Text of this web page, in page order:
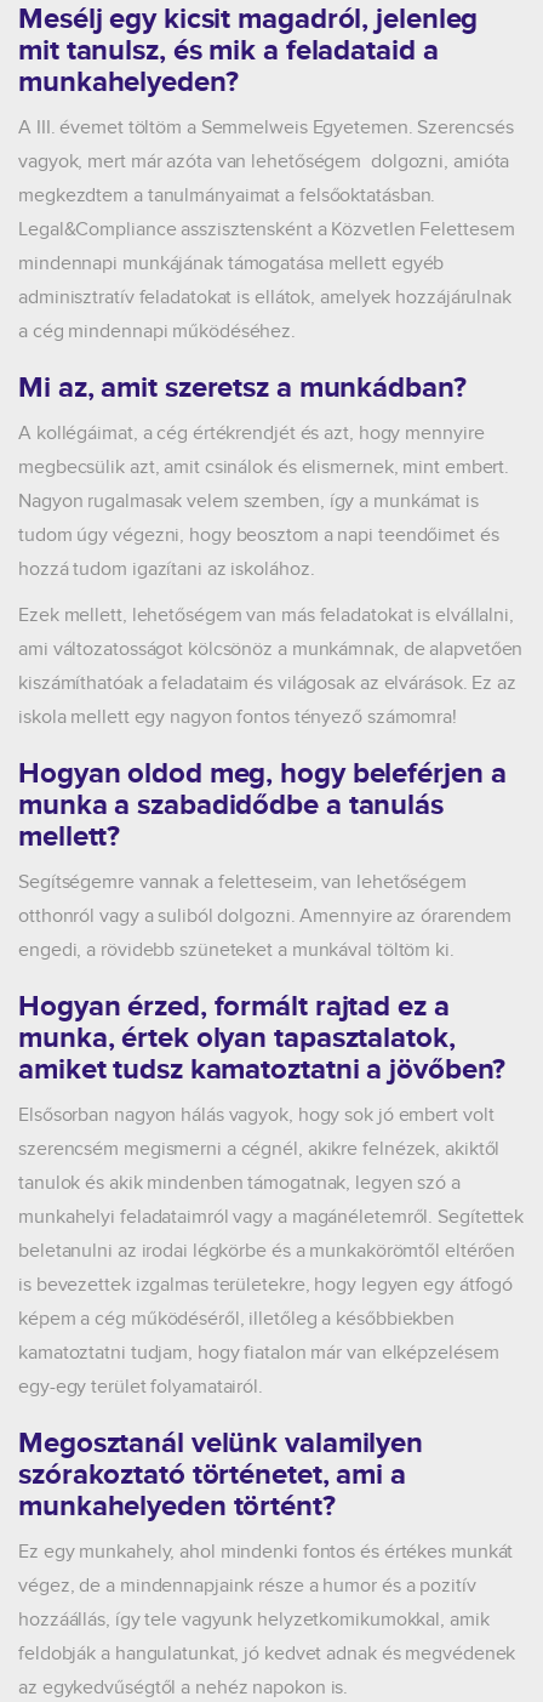
Mesélj egy kicsit magadról, jelenleg
mit tanulsz, és mik a feladataid a
munkahelyeden?
A III. évemet töltöm a Semmelweis Egyetemen. Szerencsés
vagyok, mert már azóta van lehetőségem dolgozni, amióta
megkezdtem a tanulmányaimat a felsőoktatásban.
Legal&Compliance asszisztensként a Közvetlen Felettesem
mindennapi munkájának támogatása mellett egyéb
adminisztratív feladatokat is ellátok, amelyek hozzájárulnak
a cég mindennapi működéséhez.
Mi az, amit szeretsz a munkádban?
A kollégáimat, a cég értékrendjét és azt, hogy mennyire
megbecsülik azt, amit csinálok és elismernek, mint embert.
Nagyon rugalmasak velem szemben, így a munkámat is
tudom úgy végezni, hogy beosztom a napi teendőimet és
hozzá tudom igazítani az iskolához.
Ezek mellett, lehetőségem van más feladatokat is elvállalni,
ami változatosságot kölcsönöz a munkámnak, de alapvetően
kiszámíthatóak a feladataim és világosak az elvárások. Ez az
iskola mellett egy nagyon fontos tényező számomra!
Hogyan oldod meg, hogy beleférjen a
munka a szabadidődbe a tanulás
mellett?
Segítségemre vannak a feletteseim, van lehetőségem
otthonról vagy a suliból dolgozni. Amennyire az órarendem
engedi, a rövidebb szüneteket a munkával töltöm ki.
Hogyan érzed, formált rajtad ez a
munka, értek olyan tapasztalatok,
amiket tudsz kamatoztatni a jövőben?
Elsősorban nagyon hálás vagyok, hogy sok jó embert volt
szerencsém megismerni a cégnél, akikre felnézek, akiktől
tanulok és akik mindenben támogatnak, legyen szó a
munkahelyi feladataimról vagy a magánéletemről. Segítettek
beletanulni az irodai légkörbe és a munkakörömtől eltérően
is bevezettek izgalmas területekre, hogy legyen egy átfogó
képem a cég működéséről, illetőleg a későbbiekben
kamatoztatni tudjam, hogy fiatalon már van elképzelésem
egy-egy terület folyamatairól.
Megosztanál velünk valamilyen
szórakoztató történetet, ami a
munkahelyeden történt?
Ez egy munkahely, ahol mindenki fontos és értékes munkát
végez, de a mindennapjaink része a humor és a pozitív
hozzáállás, így tele vagyunk helyzetkomikumokkal, amik
feldobják a hangulatunkat, jó kedvet adnak és megvédenek
az egykedvűségtől a nehéz napokon is.